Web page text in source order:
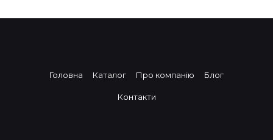
Головна Каталог Про компанію Блог
Контакти